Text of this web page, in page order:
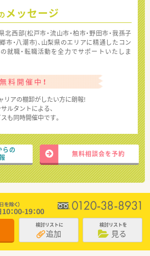
メッセージ
北西部(松戸市・流山市・柏市・野田市・我孫子
市・八潮市)、山梨県のエリアに精通したコン
就職・転職活動を全力でサポートいたしま
料開催中！
リアの棚卸がしたい方に朗報!
ルタントによる、
も同時開催中です。
らの
無料相談会を予約
検討リストに
追加
検討リストを
見る